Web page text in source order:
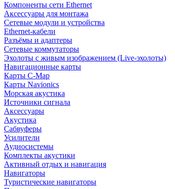
Компоненты сети Ethernet
Аксессуары для монтажа
Сетевые модули и устройства
Ethernet-кабели
Разъёмы и адаптеры
Сетевые коммутаторы
Эхолоты с живым изображением (Live-эхолоты)
Навигационные карты
Карты C-Map
Карты Navionics
Морская акустика
Источники сигнала
Аксессуары
Акустика
Сабвуферы
Усилители
Аудиосистемы
Комплекты акустики
Активный отдых и навигация
Навигаторы
Туристические навигаторы